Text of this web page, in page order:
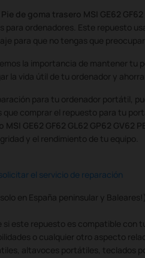
Pie de goma trasero MSI GE62 GF62
para ordenadores. Este repuesto
para que no tengas que
la importancia de mantener
la vida útil de tu ordenador y
para tu ordenador portátil,
comprar el repuesto para tu
GE62 GF62 GL62 GP62 GV62
y el rendimiento de tu equipo.
el servicio de reparación
en España peninsular y Baleares!)
si este repuesto es compatible
o cualquier otro aspecto
altavoces portátiles, teclados